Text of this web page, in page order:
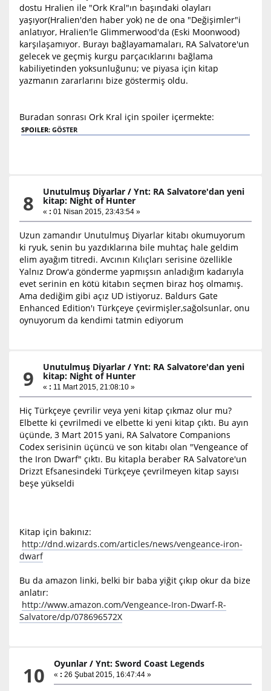
dostu Hralien ile "Ork Kral"ın başındaki olayları
yaşıyor(Hralien'den haber yok) ne de ona "Değişimler"i
anlatıyor, Hralien'le Glimmerwood'da (Eski Moonwood)
karşılaşamıyor. Burayı bağlayamamaları, RA Salvatore'un
gelecek ve geçmiş kurgu parçacıklarını bağlama
kabiliyetinden yoksunluğunu; ve piyasa için kitap
yazmanın zararlarını bize göstermiş oldu.
Buradan sonrası Ork Kral için spoiler içermekte:
SPOILER: GÖSTER
8 Unutulmuş Diyarlar /Ynt: RA Salvatore'dan yeni
kitap: Night of Hunter
« : 01 Nisan 2015, 23:43:54 »
Uzun zamandır Unutulmuş Diyarlar kitabı okumuyorum
ki ryuk, senin bu yazdıklarına bile muhtaç hale geldim
elim ayağım titredi. Avcının Kılıçları serisine özellikle
Yalnız Drow'a gönderme yapmışsın anladığım kadarıyla
evet serinin en kötü kitabın seçmen biraz hoş olmamış.
Ama dediğim gibi açız UD istiyoruz. Baldurs Gate
Enhanced Edition'ı Türkçeye çevirmişler,sağolsunlar, onu
oynuyorum da kendimi tatmin ediyorum
9 Unutulmuş Diyarlar /Ynt: RA Salvatore'dan yeni
kitap: Night of Hunter
« : 11 Mart 2015, 21:08:10 »
Hiç Türkçeye çevrilir veya yeni kitap çıkmaz olur mu?
Elbette ki çevrilmedi ve elbette ki yeni kitap çıktı. Bu ayın
üçünde, 3 Mart 2015 yani, RA Salvatore Companions
Codex serisinin üçüncü ve son kitabı olan "Vengeance of
the Iron Dwarf" çıktı. Bu kitapla beraber RA Salvatore'un
Drizzt Efsanesindeki Türkçeye çevrilmeyen kitap sayısı
beşe yükseldi
Kitap için bakınız:
http://dnd.wizards.com/articles/news/vengeance-iron-
dwarf
Bu da amazon linki, belki bir baba yiğit çıkıp okur da bize
anlatır:
http://www.amazon.com/Vengeance-Iron-Dwarf-R-
Salvatore/dp/078696572X
10 Oyunlar /Ynt: Sword Coast Legends
« : 26 Şubat 2015, 16:47:44 »